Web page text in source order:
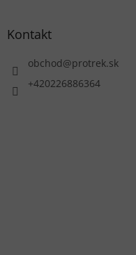
Kontakt
obchod@protrek.sk
+420226886364